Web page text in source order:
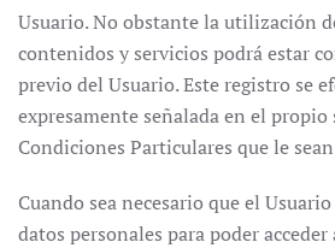
Usuario. No obstante la utilización
contenidos y servicios podrá estar
previo del Usuario. Este registro se
expresamente señalada en el propio
Condiciones Particulares que le
Cuando sea necesario que el
datos personales para poder